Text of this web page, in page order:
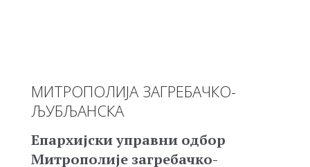
МИТРОПОЛИЈА ЗАГРЕБАЧКО-
ЉУБЉАНСКА
Епархијски управни одбор
Митрополије загребачко-